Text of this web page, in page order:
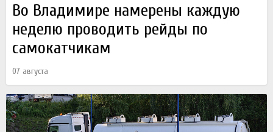
Во Владимире намерены каждую
неделю проводить рейды по
самокатчикам
07 августа